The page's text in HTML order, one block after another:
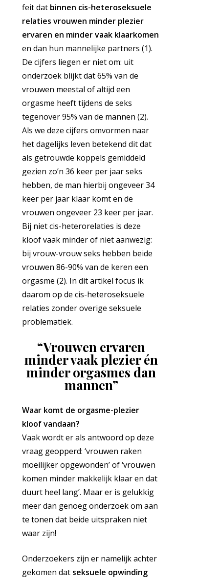
feit datbinnen cis-heteroseksuele
relaties vrouwen minder plezier
ervaren en minder vaak klaarkomen
en dan hun mannelijke partners (1).
De cijfers liegen er niet om: uit
onderzoek blijkt dat 65% van de
vrouwen meestal of altijd een
orgasme heeft tijdens de seks
tegenover 95% van de mannen (2).
Als we deze cijfers omvormen naar
het dagelijks leven betekend dit dat
als getrouwde koppels gemiddeld
gezien zo’n 36 keer per jaar seks
hebben, de man hierbij ongeveer 34
keer per jaar klaar komt en de
vrouwen ongeveer 23 keer per jaar.
Bij niet cis-heterorelaties is deze
kloof vaak minder of niet aanwezig:
bij vrouw-vrouw seks hebben beide
vrouwen 86-90% van de keren een
orgasme (2). In dit artikel focus ik
daarom op de cis-heteroseksuele
relaties zonder overige seksuele
problematiek.
“Vrouwen ervaren
minder vaak plezier én
minder orgasmes dan
mannen”
Waar komt de orgasme-plezier
kloof vandaan?
Vaak wordt er als antwoord op deze
vraag geopperd: ‘vrouwen raken
moeilijker opgewonden’ of ‘vrouwen
komen minder makkelijk klaar en dat
duurt heel lang’. Maar er is gelukkig
meer dan genoeg onderzoek om aan
te tonen dat beide uitspraken niet
waar zijn!
Onderzoekers zijn er namelijk achter
gekomen dat seksuele opwinding